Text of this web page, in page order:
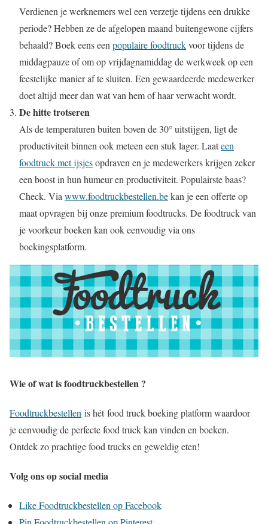
Verdienen je werknemers wel een verzetje tijdens een drukke
periode? Hebben ze de afgelopen maand buitengewone cijfers
behaald? Boek eens eenpopulaire foodtruckvoor tijdens de
middagpauze of om op vrijdagnamiddag de werkweek op een
feestelijke manier af te sluiten. Een gewaardeerde medewerker
doet altijd meer dan wat van hem of haar verwacht wordt.
De hitte trotseren
Als de temperaturen buiten boven de 30° uitstijgen, ligt de
productiviteit binnen ook meteen een stuk lager. Laateen
foodtruck met ijsjesopdraven en je medewerkers krijgen zeker
een boost in hun humeur en productiviteit. Populairste baas?
Check. Viawww.foodtruckbestellen.bekan je een offerte op
maat opvragen bij onze premium foodtrucks. De foodtruck van
je voorkeur boeken kan ook eenvoudig via ons
boekingsplatform.
Wie of wat is foodtruckbestellen ?
Foodtruckbestellen is hét food truck boeking platform waardoor
je eenvoudig de perfecte food truck kan vinden en boeken.
Ontdek zo prachtige food trucks en geweldig eten!
Volg ons op social media
Like Foodtruckbestellen op Facebook